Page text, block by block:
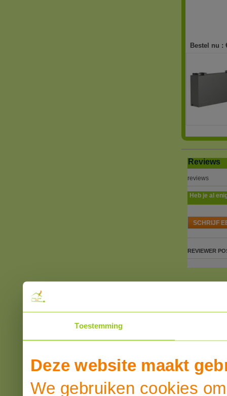
Toestemming
Deze website maakt
We gebruiken cookies
Bestel nu :
Reviews
reviews
Heb je al
SCHRIJF
REVIEWER